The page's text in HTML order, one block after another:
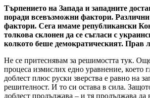
Търпението на Запада и западните
поради всевъзможни фактори.
фактори. Сега имаме републикански
толкова склонен да се съгласи с
колкото беше демократическият. Прав
Не се притеснявам за решимостта тук.
процеса измислих едно уравнение, което
доблест плюс руски зверства е равно на
решителност. И то си остава в сила.
доблест продължава – и тя продължава да